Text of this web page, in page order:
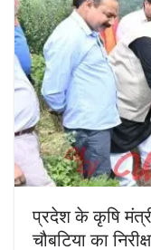
प्रदेश के कृषि
चौबटिया का